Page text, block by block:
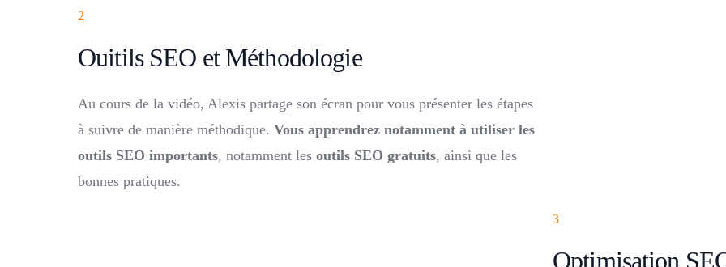
2
Ouitils SEO et Méthodologie
Au cours de la vidéo, Alexis partage son écran pour vous présenter les étapes
à suivre de manière méthodique. Vous apprendrez notamment à utiliser les
outils SEO importants, notamment les outils SEO gratuits, ainsi que les
bonnes pratiques.
3
Optimisation